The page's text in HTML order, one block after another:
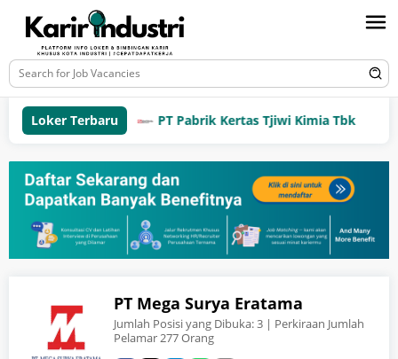
Loker Terbaru PT Pabrik Kertas Tjiwi Kimia Tbk
PT Mega Surya Eratama
Jumlah Posisi yang Dibuka:3 | Perkiraan Jumlah
Pelamar 277 Orang